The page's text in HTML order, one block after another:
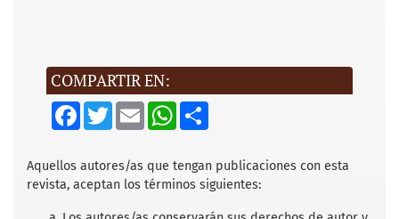
COMPARTIR EN:
F
a
b
o
o
T
w
t
e
r
E
m
l
W
s
A
p
S
e
Aquellos autores/as que tengan publicaciones con esta
revista, aceptan los términos siguientes: